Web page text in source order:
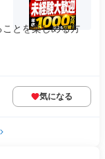
とを楽しめる方
気になる